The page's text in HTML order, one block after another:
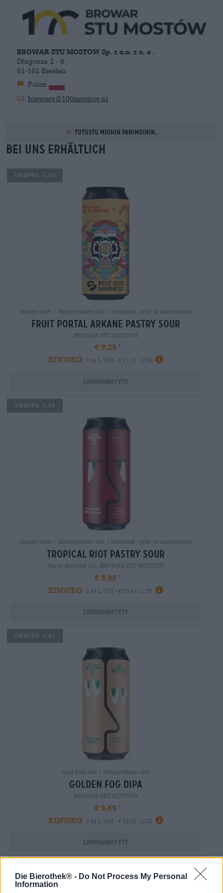
Die Bierothek® - Do Not Process My Personal
Information
nykyaikaisiin ideoihin ja hyödynnetään panimolaitteistoa.
BROWAR STU MOSTÓW Sp. z o.o. z o. o .
Długosza 2 - 6
51-162 Breslau
Polen
brewery@100mostow.pl
Tutustu muihin panimoihin.
Bei uns erhältlich
Untappd: 4,09
Hapan oluet | Monijyväinen olut | Hedelmä-, yrtti- ja mausteoluet
fruit portal arkane pastry sour
BROWAR STU MOSTÓW
€ 9,29
EINWEG
0,44 L VOI - € 21,11 / LTR
Loppuunmyyty
Untappd: 4,08
Hapan oluet | Monijyväinen olut | Hedelmä-, yrtti- ja mausteoluet
tropical riot pastry sour
Ārpus Brewing Co., BROWAR STU MOSTÓW
€ 8,99
EINWEG
0,44 L VOI - € 20,43 / LTR
Loppuunmyyty
Untappd: 3,83
Intia Pale Ale | Monijyväinen olut
golden fog dipa
BROWAR STU MOSTÓW
€ 9,69
EINWEG
0,44 L VOI - € 22,02 / LTR
Loppuunmyyty